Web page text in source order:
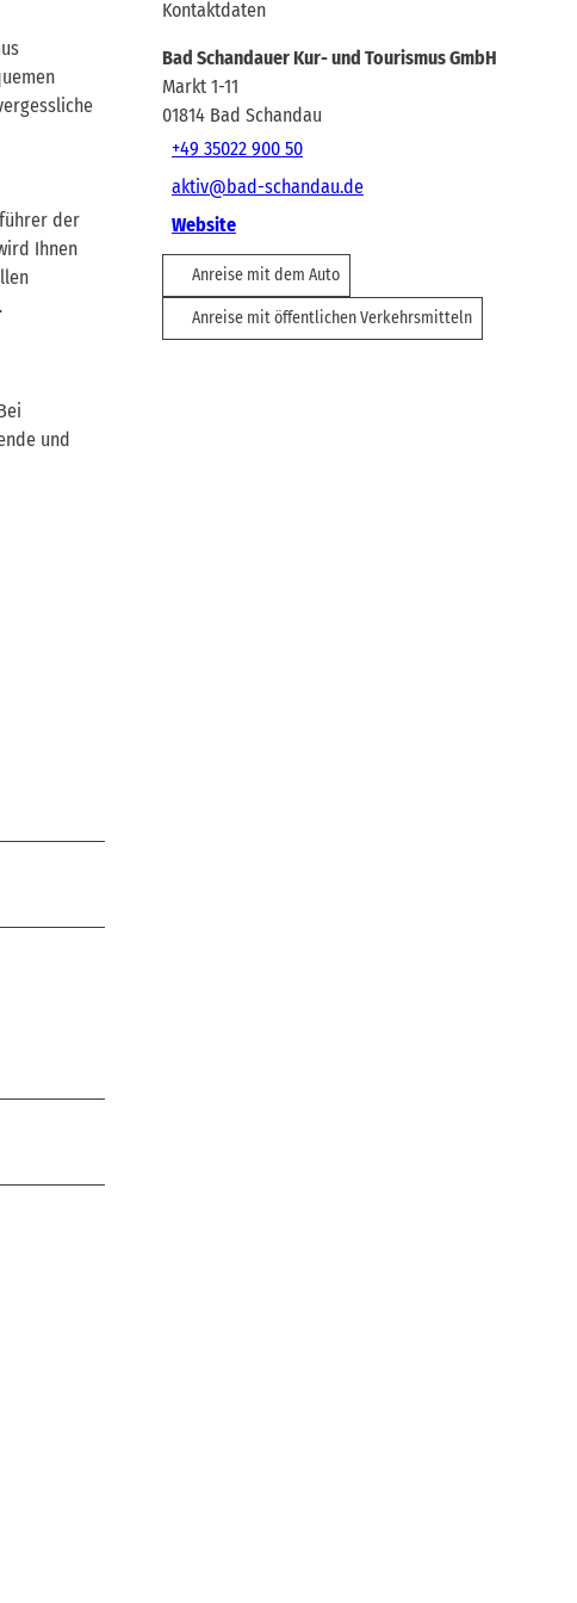
der
Ihnen
und
Kontaktdaten
Bad Schandauer Kur- und Tourismus GmbH
Markt 1-11
01814 Bad Schandau
+49 35022 900 50
aktiv@bad-schandau.de
Website
Anreise mit dem Auto
Anreise mit öffentlichen Verkehrsmitteln